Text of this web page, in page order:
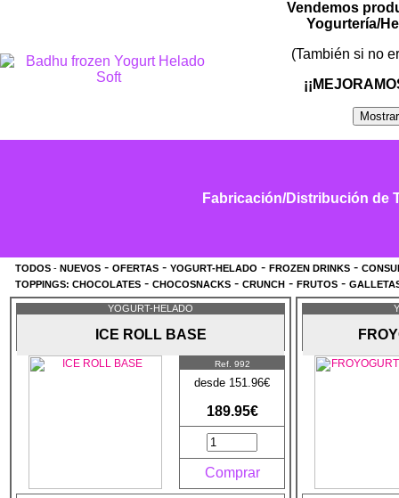
Vendemos
Yogurtería/
(También si no
Fabricación/Distribución de
TODOS - NUEVOS - OFERTAS - YOGURT-HELADO - FROZEN DRINKS -
TOPPINGS: CHOCOLATES - CHOCOSNACKS - CRUNCH - FRUTOS -
YOGURT-HELADO
ICE ROLL BASE
Ref. 992
desde 151.96€
189.95€
Comprar